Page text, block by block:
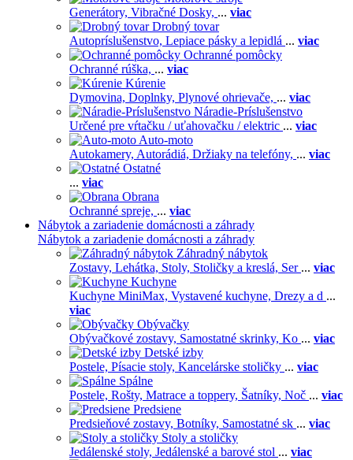
Generátory, Vibračné Dosky, ... viac
Drobný tovar
Autopríslušenstvo, Lepiace pásky a lepidlá ... viac
Ochranné pomôcky
Ochranné rúška, ... viac
Kúrenie
Dymovina, Doplnky, Plynové ohrievače, ... viac
Náradie-Príslušenstvo
Určené pre vŕtačku / uťahovačku / elektric ... viac
Auto-moto
Autokamery, Autorádiá, Držiaky na telefóny, ... viac
Ostatné
... viac
Obrana
Ochranné spreje, ... viac
Nábytok a zariadenie domácnosti a záhrady
Nábytok a zariadenie domácnosti a záhrady
Záhradný nábytok
Zostavy, Lehátka, Stoly, Stoličky a kreslá, Ser ... viac
Kuchyne
Kuchyne MiniMax, Vystavené kuchyne, Drezy a d ...
viac
Obývačky
Obývačkové zostavy, Samostatné skrinky, Ko ... viac
Detské izby
Postele, Písacie stoly, Kancelárske stoličky ... viac
Spálne
Postele, Rošty, Matrace a toppery, Šatníky, Noč ... viac
Predsiene
Predsieňové zostavy, Botníky, Samostatné sk ... viac
Stoly a stoličky
Jedálenské stoly, Jedálenské a barové stol ... viac